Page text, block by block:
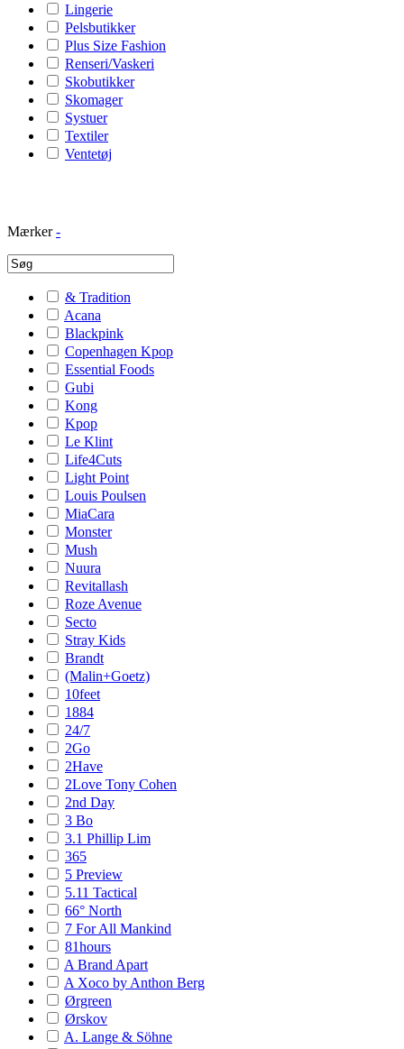
Lingerie
Pelsbutikker
Plus Size Fashion
Renseri/Vaskeri
Skobutikker
Skomager
Systuer
Textiler
Ventetøj
Mærker -
& Tradition
Acana
Blackpink
Copenhagen Kpop
Essential Foods
Gubi
Kong
Kpop
Le Klint
Life4Cuts
Light Point
Louis Poulsen
MiaCara
Monster
Mush
Nuura
Revitallash
Roze Avenue
Secto
Stray Kids
Brandt
(Malin+Goetz)
10feet
1884
24/7
2Go
2Have
2Love Tony Cohen
2nd Day
3 Bo
3.1 Phillip Lim
365
5 Preview
5.11 Tactical
66° North
7 For All Mankind
81hours
A Brand Apart
A Xoco by Anthon Berg
Ørgreen
Ørskov
A. Lange & Söhne